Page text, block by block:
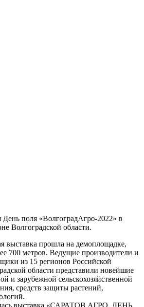
День поля «ВолгоградАгро-2022» в
Волгоградской области.
выставка прошла на демоплощадке,
700 метров. Ведущие производители и
из 15 регионов Российской
области представили новейшие
и зарубежной сельскохозяйственной
средств защиты растений,
выставка «САРАТОВ.АГРО. ДЕНЬ